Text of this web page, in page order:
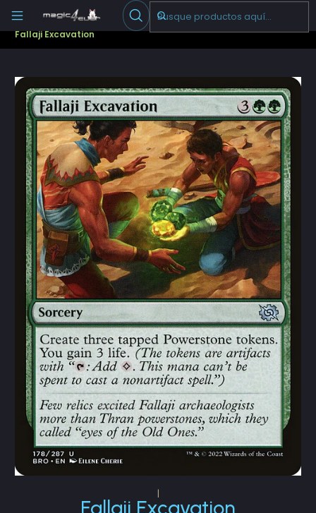
Escribenos
Cartas Sueltas Magic Pioneer
Fallaji Excavation